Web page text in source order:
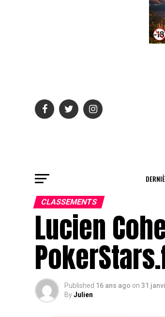
CLASSEMENTS
Lucien
Published 16 ans ago on 31
ByJulien